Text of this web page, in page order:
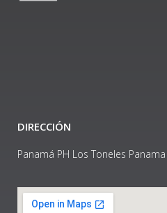
DIRECCIÓN
Panamá PH Los Toneles